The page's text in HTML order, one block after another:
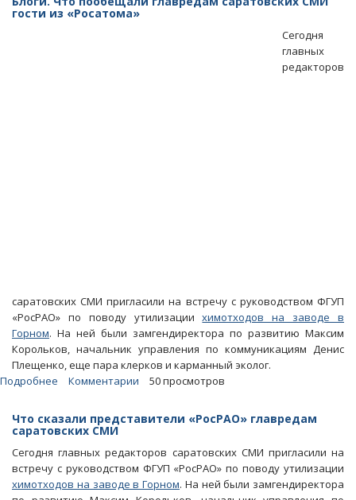
о
гости из «Росатома»
Сегодня
главных
редакторов
саратовских СМИ пригласили на встречу с руководством ФГУП
«РосРАО» по поводу утилизациихимотходов на заводе в
Горном. На ней были замгендиректора по развитию Максим
Корольков, начальник управления по коммуникациям Денис
Плещенко, еще пара клерков и карманный эколог.
Подробнее
пообещали
саратовских
СМИ
гости
Комментарии 50 просмотров
Что сказали представители «РосРАО» главредам
саратовских СМИ
Сегодня главных редакторов саратовских СМИ пригласили на
встречу с руководством ФГУП «РосРАО» по поводу утилизации
химотходов на заводе в Горном. На ней были замгендиректора